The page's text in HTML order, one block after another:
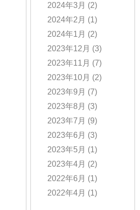
2024年3月 (2)
2024年2月 (1)
2024年1月 (2)
2023年12月 (3)
2023年11月 (7)
2023年10月 (2)
2023年9月 (7)
2023年8月 (3)
2023年7月 (9)
2023年6月 (3)
2023年5月 (1)
2023年4月 (2)
2022年6月 (1)
2022年4月 (1)